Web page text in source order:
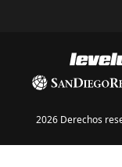
2026 Derechos